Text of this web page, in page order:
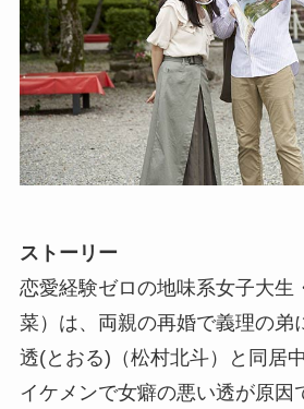
ストーリー
恋愛経験ゼロの地味系女子大生
菜）は、両親の再婚で義理の弟
透(とおる)（松村北斗）と同居
イケメンで女癖の悪い透が原因